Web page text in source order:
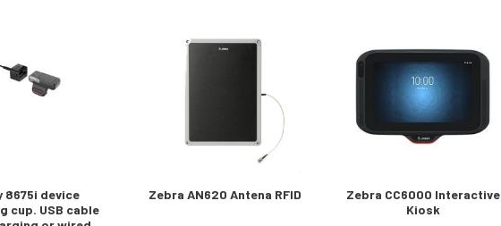
8675i device
cup. USB cable
Zebra AN620 Antena RFID
Zebra CC6000 Interactive
Kiosk